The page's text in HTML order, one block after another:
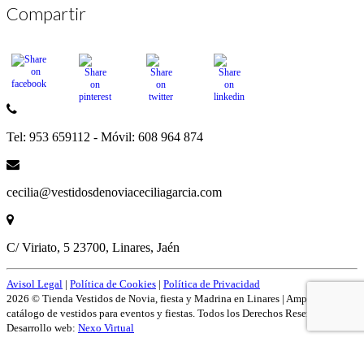
Compartir
Tel: 953 659112 - Móvil: 608 964 874
cecilia@vestidosdenoviaceciliagarcia.com
C/ Viriato, 5 23700, Linares, Jaén
Avisol Legal | Política de Cookies | Política de Privacidad
2026 © Tienda Vestidos de Novia, fiesta y Madrina en Linares | Amplío
catálogo de vestidos para eventos y fiestas. Todos los Derechos Reservados.
Desarrollo web: Nexo Virtual